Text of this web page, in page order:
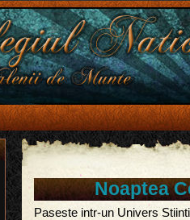
Noaptea
Paseste intr-un Univers